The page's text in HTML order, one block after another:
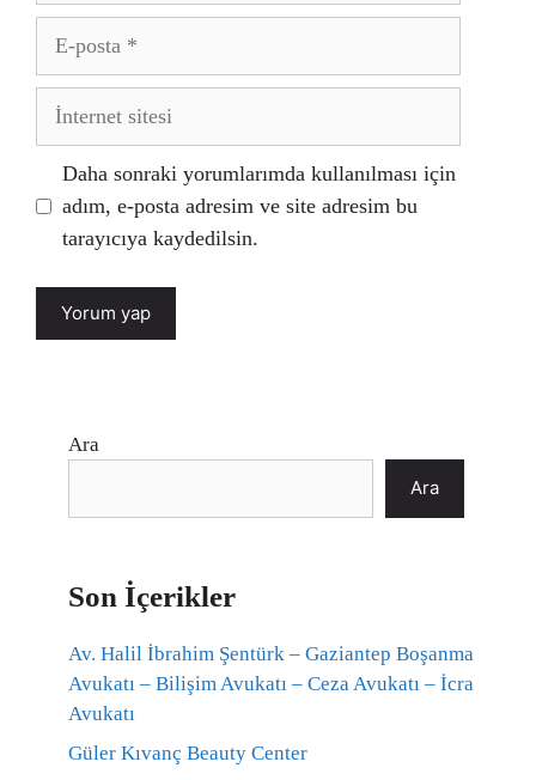
posta
İnternet
Daha sonraki yorumlarımda kullanılması için
adım, e-posta adresim ve site adresim bu
tarayıcıya kaydedilsin.
Ara
Ara
Son İçerikler
Av. Halil İbrahim Şentürk – Gaziantep Boşanma
Avukatı – Bilişim Avukatı – Ceza Avukatı – İcra
Avukatı
Güler Kıvanç Beauty Center